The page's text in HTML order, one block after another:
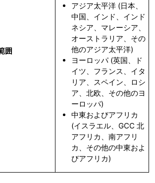
囲
アジア太平洋 (日本、
中国、インド、インド
ネシア、マレーシア、
オーストラリア、その
他のアジア太平洋)
ヨーロッパ (英国、ド
イツ、フランス、イタ
リア、スペイン、ロシ
ア、北欧、その他のヨ
ーロッパ)
中東およびアフリカ
(イスラエル、GCC 北
アフリカ、南アフリ
カ、その他の中東およ
びアフリカ)